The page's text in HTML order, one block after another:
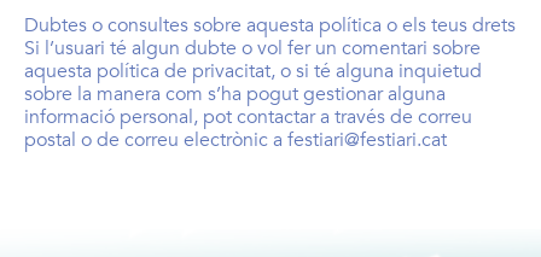
Dubtes o consultes sobre aquesta política o els teus drets
Si l’usuari té algun dubte o vol fer un comentari sobre
aquesta política de privacitat, o si té alguna inquietud
sobre la manera com s’ha pogut gestionar alguna
informació personal, pot contactar a través de correu
postal o de correu electrònic a festiari@festiari.cat